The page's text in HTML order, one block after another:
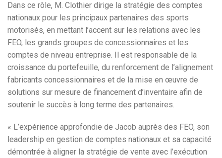
Dans ce rôle, M. Clothier dirige la stratégie des comptes
nationaux pour les principaux partenaires des sports
motorisés, en mettant l’accent sur les relations avec les
FEO, les grands groupes de concessionnaires et les
comptes de niveau entreprise. Il est responsable de la
croissance du portefeuille, du renforcement de l’alignement
fabricants concessionnaires et de la mise en œuvre de
solutions sur mesure de financement d’inventaire afin de
soutenir le succès à long terme des partenaires.
« L’expérience approfondie de Jacob auprès des FEO, son
leadership en gestion de comptes nationaux et sa capacité
démontrée à aligner la stratégie de vente avec l’exécution